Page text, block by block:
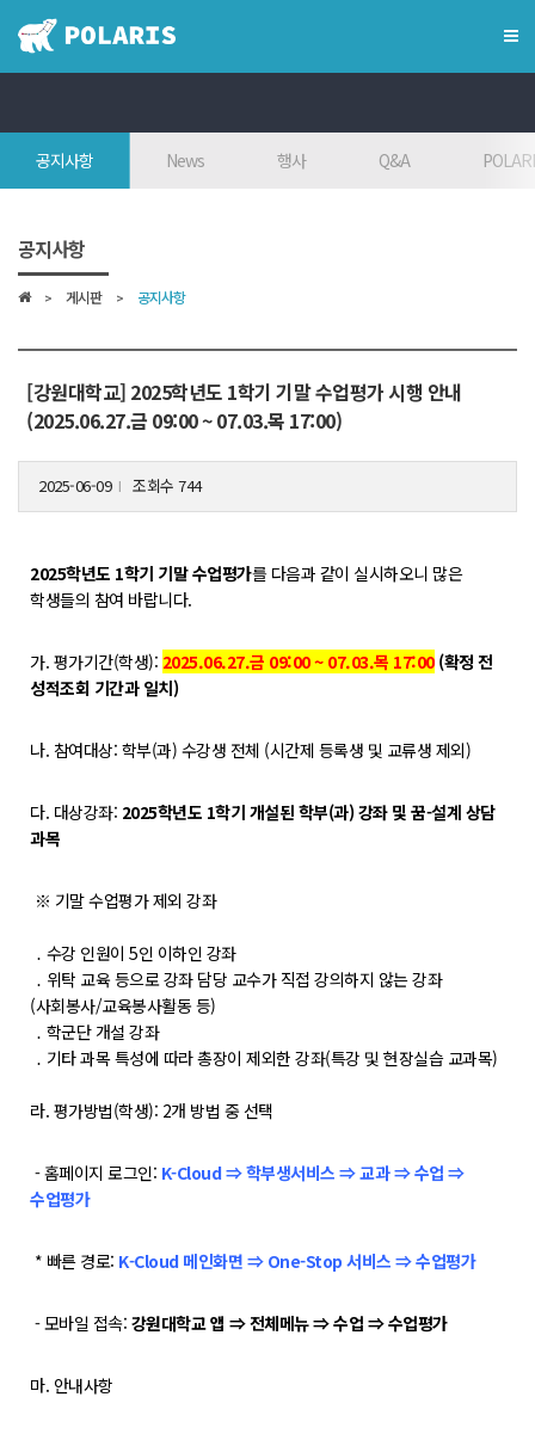
인재상
참여대학/조직도
오시는 길
학위학사 안내
개설교과목
성과확산센터
소개
POLAR expert
POLAR edu
경진대회
POLARIS LOC
POLARIS LOS
경진대회
소개
개회사
공지사항 News 행사 Q&A
공지사항
게시판 공지사항
[강원대학교] 2025학년도 1학기 기말 수업평가 시행 안내
(2025.06.27.금 09:00 ~ 07.03.목 17:00)
2025-06-09 조회수 744
2025학년도 1학기 기말 수업평가를 다음과 같이 실시하오니 많은
학생들의 참여 바랍니다.
가. 평가기간(학생): 2025.06.27.금 09:00 ~ 07.03.목 17:00(확정 전
성적조회 기간과 일치)
나. 참여대상: 학부(과) 수강생 전체 (시간제 등록생 및 교류생 제외)
다. 대상강좌: 2025학년도 1학기 개설된 학부(과) 강좌 및 꿈-설계 상담
과목
※ 기말 수업평가 제외 강좌
․ 수강 인원이 5인 이하인 강좌
․ 위탁 교육 등으로 강좌 담당 교수가 직접 강의하지 않는 강좌
(사회봉사/교육봉사활동 등)
․ 학군단 개설 강좌
․ 기타 과목 특성에 따라 총장이 제외한 강좌(특강 및 현장실습 교과목)
라. 평가방법(학생): 2개 방법 중 선택
- 홈페이지 로그인: K-Cloud ⇒ 학부생서비스 ⇒ 교과 ⇒ 수업 ⇒
수업평가
* 빠른 경로: K-Cloud 메인화면 ⇒ One-Stop 서비스 ⇒ 수업평가
- 모바일 접속: 강원대학교 앱 ⇒ 전체메뉴 ⇒ 수업 ⇒ 수업평가
마. 안내사항